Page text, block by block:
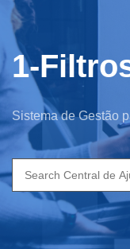
1-
Sistema de Gestão
Search
for: